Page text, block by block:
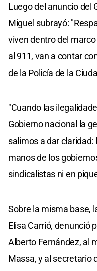
Luego del anuncio del
Miguel subrayó:
viven dentro del
al 911, van a contar
de la Policía de la
"Cuando las
Gobierno nacional la
salimos a dar
manos de los
sindicalistas ni en
Sobre la misma base,
Elisa Carrió, denunció
Alberto Fernández, al
Massa, y al secretario